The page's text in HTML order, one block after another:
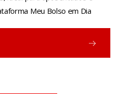
Meu Bolso em Dia